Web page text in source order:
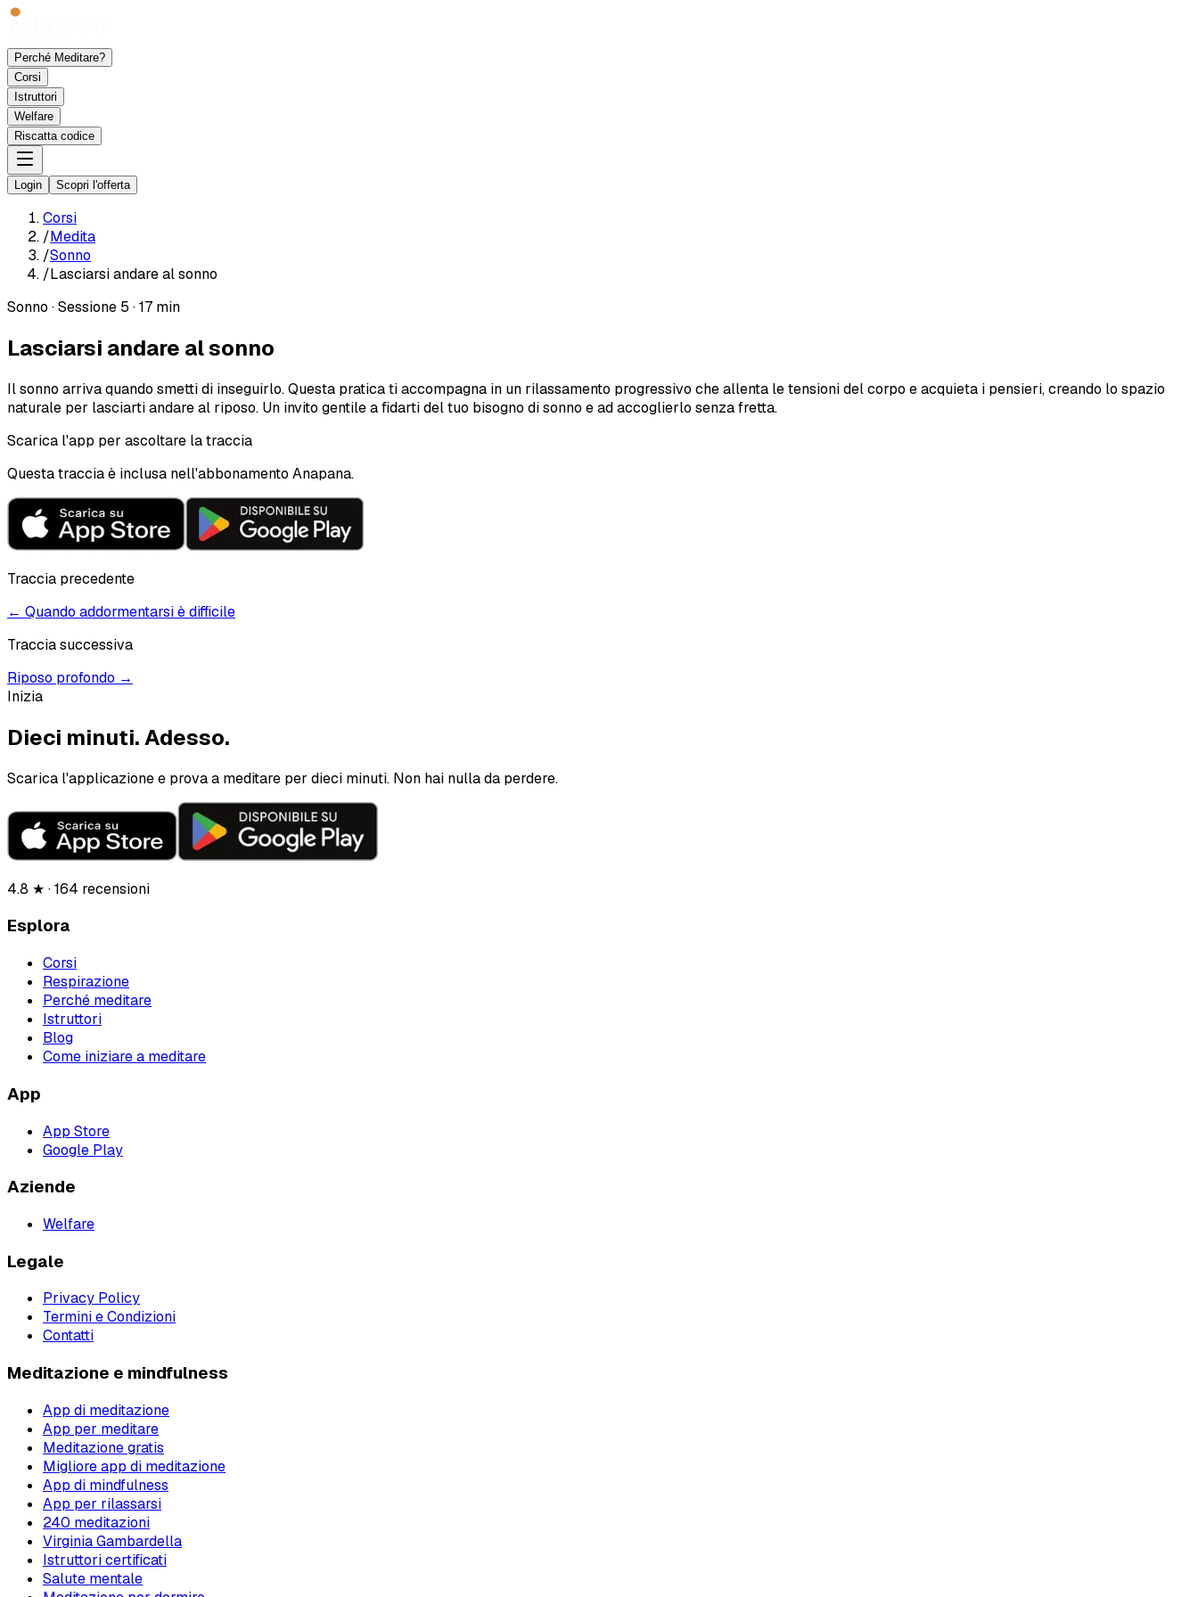
Perché Meditare?
Corsi
Istruttori
Welfare
Riscatta codice
Login Scopri l'offerta
Corsi
/Medita
/Sonno
/Lasciarsi andare al sonno
Sonno ·Sessione 5 ·17 min
Lasciarsi andare al sonno
Il sonno arriva quando smetti di inseguirlo. Questa pratica ti accompagna in un rilassamento progressivo che allenta le tensioni del corpo e acquieta i pensieri, creando lo spazio
naturale per lasciarti andare al riposo. Un invito gentile a fidarti del tuo bisogno di sonno e ad accoglierlo senza fretta.
Scarica l'app per ascoltare la traccia
Questa traccia è inclusa nell'abbonamento Anapana.
Traccia precedente
← Quando addormentarsi è difficile
Traccia successiva
Riposo profondo →
Inizia
Dieci minuti.Adesso.
Scarica l'applicazione e prova a meditare per dieci minuti. Non hai nulla da perdere.
4.8 ★ · 164 recensioni
Esplora
Corsi
Respirazione
Perché meditare
Istruttori
Blog
Come iniziare a meditare
App
App Store
Google Play
Aziende
Welfare
Legale
Privacy Policy
Termini e Condizioni
Contatti
Meditazione e mindfulness
App di meditazione
App per meditare
Meditazione gratis
Migliore app di meditazione
App di mindfulness
App per rilassarsi
240 meditazioni
Virginia Gambardella
Istruttori certificati
Salute mentale